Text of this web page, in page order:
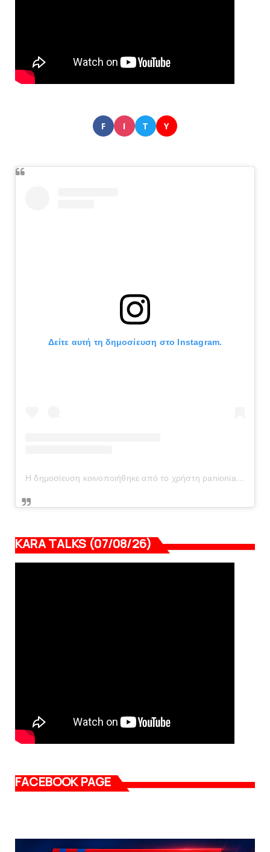
F I T Y
Δείτε αυτή τη δημοσίευση στο Instagram.
Η δημοσίευση κοινοποιήθηκε από το χρήστη panionianea.gr (@panionianea.gr)
KARA TALKS (07/08/26)
FACEBOOK PAGE